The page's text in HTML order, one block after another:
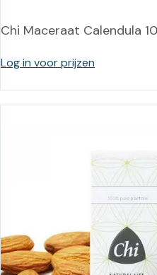
Chi Maceraat Calendula
Log in voor prijzen